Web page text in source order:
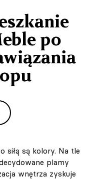
po
siłą są kolory. Na tle
plamy
wnętrza zyskuje